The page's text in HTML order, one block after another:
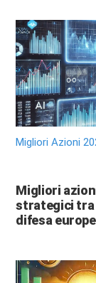
Migliori Azioni
Migliori
strategici tra
difesa